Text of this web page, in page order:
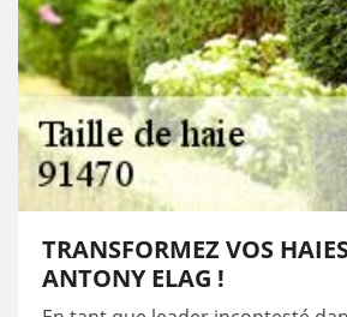
TRANSFORMEZ VOS
ANTONY ELAG !